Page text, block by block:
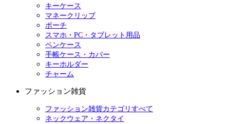
キーケース
マネークリップ
ポーチ
スマホ・PC・タブレット用品
ペンケース
手帳ケース・カバー
キーホルダー
チャーム
ファッション雑貨
ファッション雑貨カテゴリすべて
ネックウェア・ネクタイ